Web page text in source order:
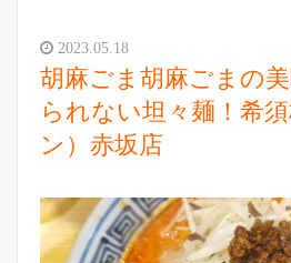
2023.05.18
胡麻ごま胡麻ごまの
られない坦々麺！希
ン）赤坂店